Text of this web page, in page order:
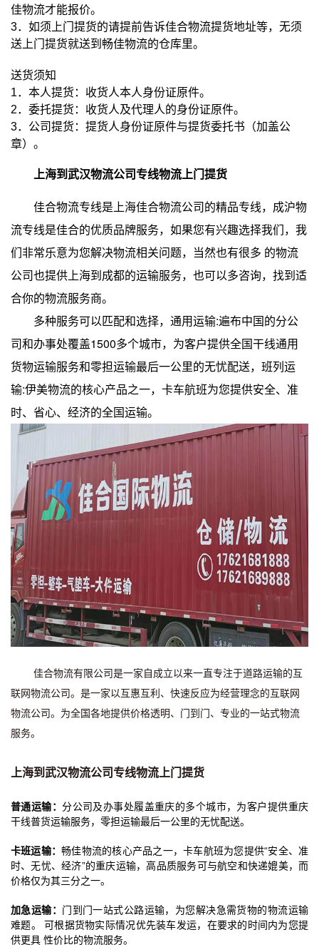
佳物流才能报价。
3．如须上门提货的请提前告诉佳合物流提货地址等，无须
送上门提货就送到畅佳物流的仓库里。
送货须知
1．本人提货：收货人本人身份证原件。
2．委托提货：收货人及代理人的身份证原件。
3．公司提货：提货人身份证原件与提货委托书（加盖公
章）。
上海到武汉物流公司专线物流上门提货
佳合物流专线是上海佳合物流公司的精品专线，成沪物
流专线是佳合的优质品牌服务，如果您有兴趣选择我们，我
们非常乐意为您解决物流相关问题，当然也有很多 的物流
公司也提供上海到成都的运输服务，也可以多咨询，找到适
合你的物流服务商。
多种服务可以匹配和选择，通用运输:遍布中国的分公
司和办事处覆盖1500多个城市，为客户提供全国干线通用
货物运输服务和零担运输最后一公里的无忧配送，班列运
输:伊美物流的核心产品之一，卡车航班为您提供安全、准
时、省心、经济的全国运输。
佳合物流有限公司是一家自成立以来一直专注于道路运输的互
联网物流公司。是一家以互惠互利、快速反应为经营理念的互联网
物流公司。为全国各地提供价格透明、门到门、专业的一站式物流
服务。
上海到武汉物流公司专线物流上门提货
普通运输：分公司及办事处履盖重庆的多个城市，为客户提供重庆
干线普货运输服务，零担运输最后一公里的无忧配送。
卡班运输：畅佳物流的核心产品之一，卡车航班为您提供“安全、准
时、无忧、经济”的重庆运输，高品质服务可与航空和快递媲美，而
价格仅为其三分之一。
加急运输： 门到门一站式公路运输，为您解决急需货物的物流运输
难题。 可根据货物实际情况优先装车发运，在要求的时间内为您提
供更具 性价比的物流服务。